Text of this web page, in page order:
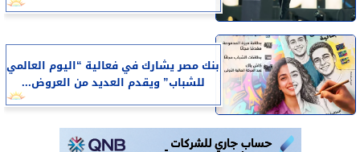
بنك مصر يشارك في فعالية “اليوم العالمي
للشباب” ويقدم العديد من العروض...